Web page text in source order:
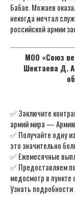
Бабае. Можаев
некогда мечтал
российской армии
МОО «Союз
Шектаева Д.
✅ Заключите
армий мира —
✅ Получайте одну
это значительно
✅ Ежемесячные
✅ Предоставляем
медосмотр в пункте
Узнать